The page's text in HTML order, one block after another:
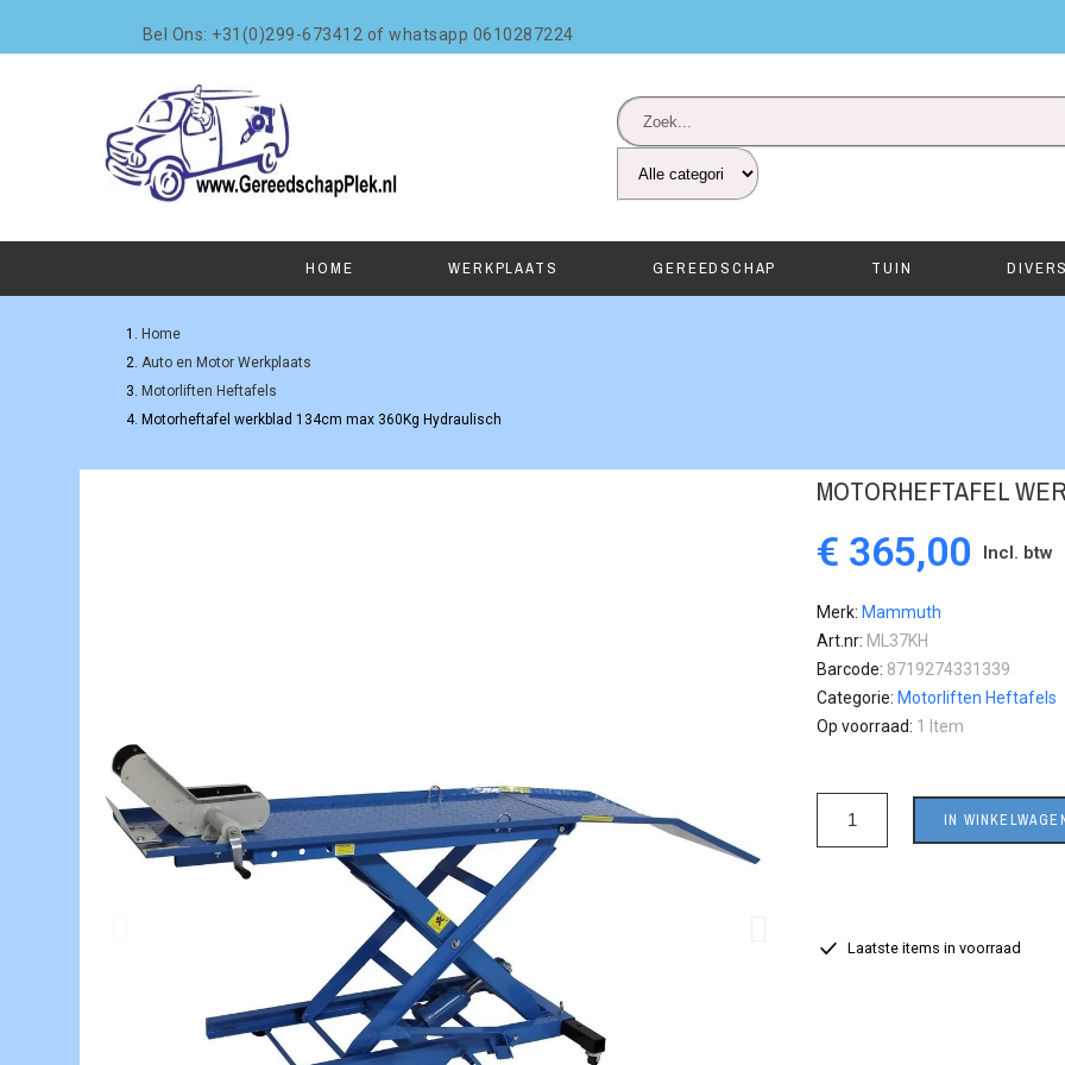
Bel Ons: +31(0)299-673412 of whatsapp 0610287224
HOME WERKPLAATS GEREEDSCHAP TUIN
Home
Auto en Motor Werkplaats
Motorliften Heftafels
Motorheftafel werkblad 134cm max 360Kg Hydraulisch
MOTORHEFTAFEL
€ 365,00 Incl. btw
Merk Mammuth
Art.nr ML37KH
Barcode 8719274331339
Categorie Motorliften Heftafels
Op voorraad 1 Item
IN
Laatste items in voorraad